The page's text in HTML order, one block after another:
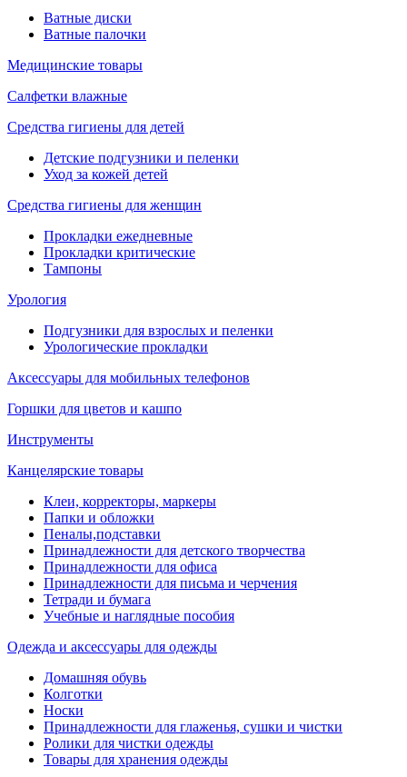
Ватные диски
Ватные палочки
Медицинские товары
Салфетки влажные
Средства гигиены для детей
Детские подгузники и пеленки
Уход за кожей детей
Средства гигиены для женщин
Прокладки ежедневные
Прокладки критические
Тампоны
Урология
Подгузники для взрослых и пеленки
Урологические прокладки
Аксессуары для мобильных телефонов
Горшки для цветов и кашпо
Инструменты
Канцелярские товары
Клеи, корректоры, маркеры
Папки и обложки
Пеналы,подставки
Принадлежности для детского творчества
Принадлежности для офиса
Принадлежности для письма и черчения
Тетради и бумага
Учебные и наглядные пособия
Одежда и аксессуары для одежды
Домашняя обувь
Колготки
Носки
Принадлежности для глаженья, сушки и чистки
Ролики для чистки одежды
Товары для хранения одежды